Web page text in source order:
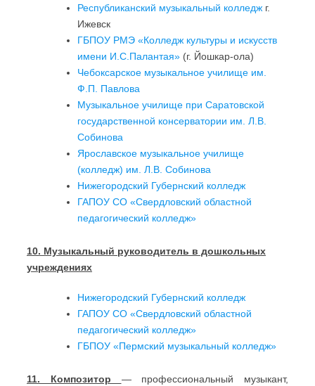
Республиканский музыкальный колледж г.
Ижевск
ГБПОУ РМЭ «Колледж культуры и искусств
имени И.С.Палантая» (г. Йошкар-ола)
Чебоксарское музыкальное училище им.
Ф.П. Павлова
Музыкальное училище при Саратовской
государственной консерватории им. Л.В.
Собинова
Ярославское музыкальное училище
(колледж) им. Л.В. Собинова
Нижегородский Губернский колледж
ГАПОУ СО «Свердловский областной
педагогический колледж»
10. Музыкальный руководитель в дошкольных
учреждениях
Нижегородский Губернский колледж
ГАПОУ СО «Свердловский областной
педагогический колледж»
ГБПОУ «Пермский музыкальный колледж»
11. Композитор — профессиональный музыкант,